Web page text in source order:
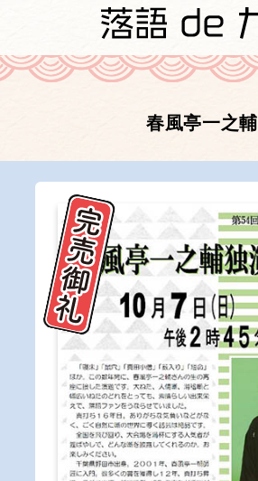
春風亭一之輔